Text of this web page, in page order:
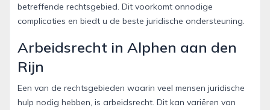
betreffende rechtsgebied. Dit voorkomt onnodige
complicaties en biedt u de beste juridische ondersteuning.
Arbeidsrecht in Alphen aan den
Rijn
Een van de rechtsgebieden waarin veel mensen juridische
hulp nodig hebben, is arbeidsrecht. Dit kan variëren van